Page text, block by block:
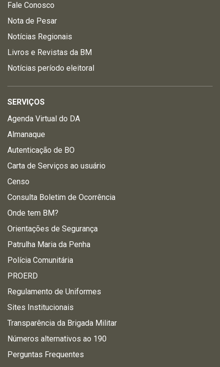
Fale Conosco
Nota de Pesar
Notícias Regionais
Livros e Revistas da BM
Notícias período eleitoral
SERVIÇOS
Agenda Virtual do DA
Almanaque
Autenticação de BO
Carta de Serviços ao usuário
Censo
Consulta Boletim de Ocorrência
Onde tem BM?
Orientações de Segurança
Patrulha Maria da Penha
Polícia Comunitária
PROERD
Regulamento de Uniformes
Sites Institucionais
Transparência da Brigada Militar
Números alternativos ao 190
Perguntas Frequentes